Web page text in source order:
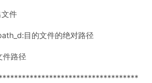
文件
目的文件的绝对路径
件路径